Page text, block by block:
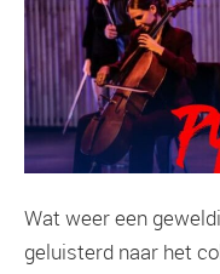
Wat weer een
geluisterd naar het